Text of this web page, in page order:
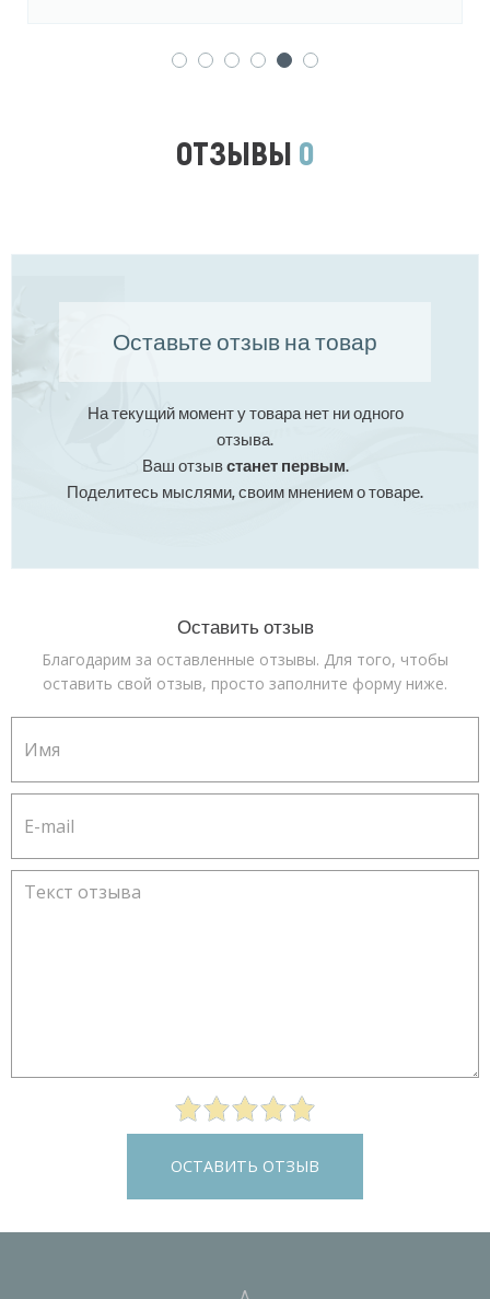
ОТЗЫВЫ 0
Оставьте отзыв на товар
На текущий момент у товара нет ни одного
отзыва.
Ваш отзывстанет первым.
Поделитесь мыслями, своим мнением о товаре.
Оставить отзыв
Благодарим за оставленные отзывы. Для того, чтобы
оставить свой отзыв, просто заполните форму ниже.
ОСТАВИТЬ ОТЗЫВ